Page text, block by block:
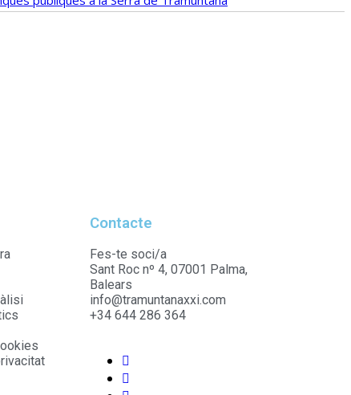
Contacte
Fes-te soci/a
Sant Roc nº 4, 07001 Palma,
Balears
info@tramuntanaxxi.com
+34 644 286 364